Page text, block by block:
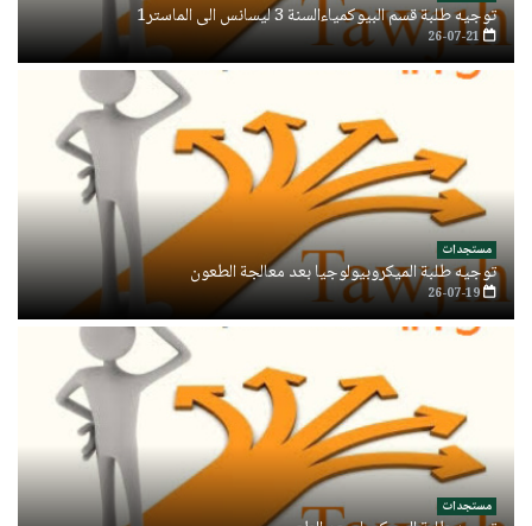
توجيه طلبة قسم البيوكمياءالسنة 3 ليسانس الى الماستر1
26-07-21
مستجدات
توجيه طلبة الميكروبيولوجيا بعد معالجة الطعون
26-07-19
مستجدات